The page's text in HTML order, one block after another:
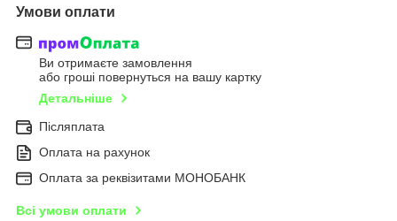
Умови оплати
Ви отримаєте замовлення
або гроші повернуться на вашу картку
Детальніше
Післяплата
Оплата на рахунок
Оплата за реквізитами МОНОБАНК
Всі умови оплати